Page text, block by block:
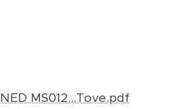
MS012...Tove.pdf